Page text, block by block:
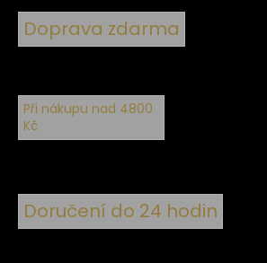
Doprava zdarma
Při nákupu nad 4800
Kč
Doručení do 24 hodin